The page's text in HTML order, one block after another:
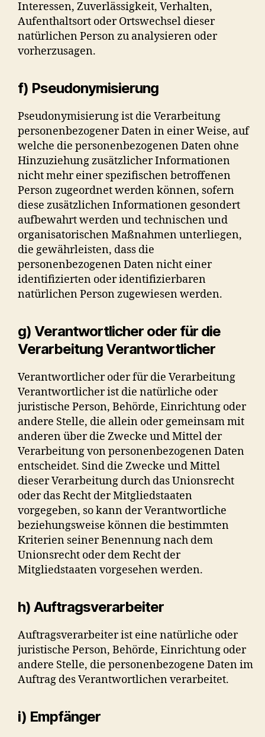
Interessen, Zuverlässigkeit, Verhalten,
Aufenthaltsort oder Ortswechsel dieser
natürlichen Person zu analysieren oder
vorherzusagen.
f) Pseudonymisierung
Pseudonymisierung ist die Verarbeitung
personenbezogener Daten in einer Weise, auf
welche die personenbezogenen Daten ohne
Hinzuziehung zusätzlicher Informationen
nicht mehr einer spezifischen betroffenen
Person zugeordnet werden können, sofern
diese zusätzlichen Informationen gesondert
aufbewahrt werden und technischen und
organisatorischen Maßnahmen unterliegen,
die gewährleisten, dass die
personenbezogenen Daten nicht einer
identifizierten oder identifizierbaren
natürlichen Person zugewiesen werden.
g) Verantwortlicher oder für die
Verarbeitung Verantwortlicher
Verantwortlicher oder für die Verarbeitung
Verantwortlicher ist die natürliche oder
juristische Person, Behörde, Einrichtung oder
andere Stelle, die allein oder gemeinsam mit
anderen über die Zwecke und Mittel der
Verarbeitung von personenbezogenen Daten
entscheidet. Sind die Zwecke und Mittel
dieser Verarbeitung durch das Unionsrecht
oder das Recht der Mitgliedstaaten
vorgegeben, so kann der Verantwortliche
beziehungsweise können die bestimmten
Kriterien seiner Benennung nach dem
Unionsrecht oder dem Recht der
Mitgliedstaaten vorgesehen werden.
h) Auftragsverarbeiter
Auftragsverarbeiter ist eine natürliche oder
juristische Person, Behörde, Einrichtung oder
andere Stelle, die personenbezogene Daten im
Auftrag des Verantwortlichen verarbeitet.
i) Empfänger